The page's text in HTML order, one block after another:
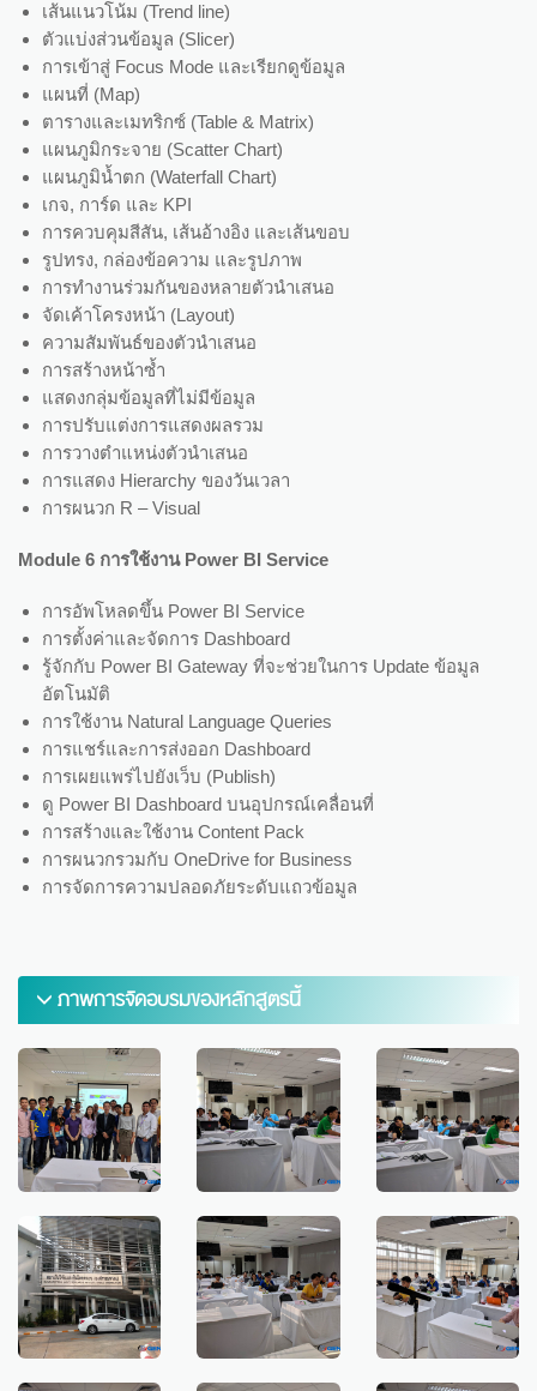
เส้นแนวโน้ม (Trend line)
ตัวแบ่งส่วนข้อมูล (Slicer)
การเข้าสู่ Focus Mode และเรียกดูข้อมูล
แผนที่ (Map)
ตารางและเมทริกซ์ (Table & Matrix)
แผนภูมิกระจาย (Scatter Chart)
แผนภูมิน้ำตก (Waterfall Chart)
เกจ, การ์ด และ KPI
การควบคุมสีสัน, เส้นอ้างอิง และเส้นขอบ
รูปทรง, กล่องข้อความ และรูปภาพ
การทำงานร่วมกันของหลายตัวนำเสนอ
จัดเค้าโครงหน้า (Layout)
ความสัมพันธ์ของตัวนำเสนอ
การสร้างหน้าซ้ำ
แสดงกลุ่มข้อมูลที่ไม่มีข้อมูล
การปรับแต่งการแสดงผลรวม
การวางตำแหน่งตัวนำเสนอ
การแสดง Hierarchy ของวันเวลา
การผนวก R – Visual
Module 6 การใช้งาน Power BI Service
การอัพโหลดขึ้น Power BI Service
การตั้งค่าและจัดการ Dashboard
รู้จักกับ Power BI Gateway ที่จะช่วยในการ Update ข้อมูล
อัตโนมัติ
การใช้งาน Natural Language Queries
การแชร์และการส่งออก Dashboard
การเผยแพร่ไปยังเว็บ (Publish)
ดู Power BI Dashboard บนอุปกรณ์เคลื่อนที่
การสร้างและใช้งาน Content Pack
การผนวกรวมกับ OneDrive for Business
การจัดการความปลอดภัยระดับแถวข้อมูล
ภาพการจัดอบรมของหลักสูตรนี้